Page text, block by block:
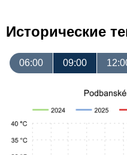
Исторические
06:00 09:00